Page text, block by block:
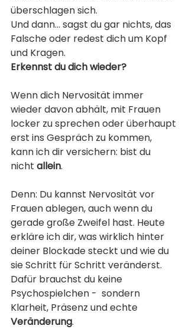
überschlagen sich.
Und dann... sagst du gar nichts, das
Falsche oder redest dich um Kopf
und Kragen.
Erkennst du dich wieder?
Wenn dich Nervosität immer
wieder davon abhält, mit Frauen
locker zu sprechen oder überhaupt
erst ins Gespräch zu kommen,
kann ich dir versichern: bist du
nicht allein.
Denn: Du kannst Nervosität vor
Frauen ablegen, auch wenn du
gerade große Zweifel hast. Heute
erkläre ich dir, was wirklich hinter
deiner Blockade steckt und wie du
sie Schritt für Schritt veränderst.
Dafür brauchst du keine
Psychospielchen -  sondern
Klarheit, Präsenz und echte
Veränderung.